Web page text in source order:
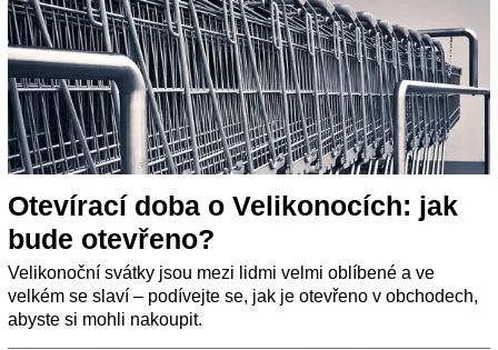
Otevírací doba o Velikonocích: jak
bude otevřeno?
Velikonoční svátky jsou mezi lidmi velmi oblíbené a ve
velkém se slaví – podívejte se, jak je otevřeno v obchodech,
abyste si mohli nakoupit.